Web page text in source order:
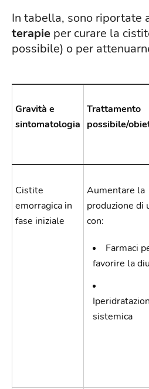
In tabella, sono riportate
terapie per curare la
possibile) o per
Gravità e
sintomatologia
Trattamento
possibile/
Cistite
emorragica in
fase iniziale
Aumentare la
produzione di
con:
Farmaci
favorire la
sistemica